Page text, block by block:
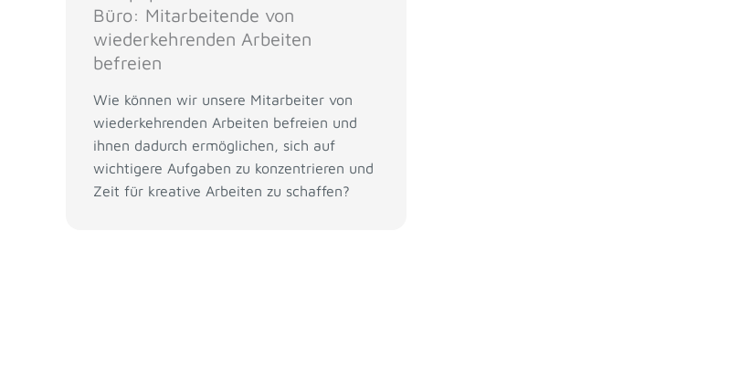
Büro: Mitarbeitende von
wiederkehrenden Arbeiten
befreien
Wie können wir unsere Mitarbeiter von
wiederkehrenden Arbeiten befreien und
ihnen dadurch ermöglichen, sich auf
wichtigere Aufgaben zu konzentrieren und
Zeit für kreative Arbeiten zu schaffen?